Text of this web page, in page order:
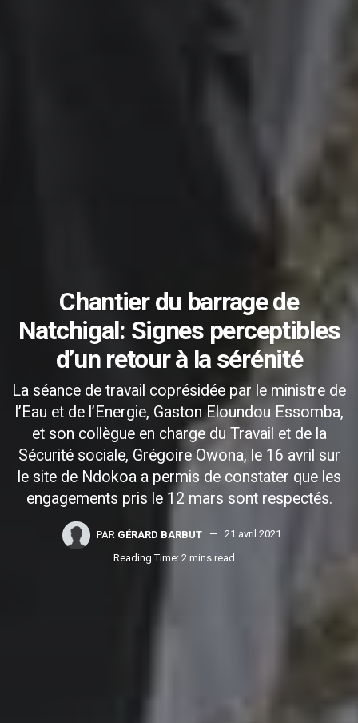
Chantier du barrage de
Natchigal: Signes perceptibles
d’un retour à la sérénité
La séance de travail coprésidée par le ministre de
l’Eau et de l’Energie, Gaston Eloundou Essomba,
et son collègue en charge du Travail et de la
Sécurité sociale, Grégoire Owona, le 16 avril sur
le site de Ndokoa a permis de constater que les
engagements pris le 12 mars sont respectés.
PAR GÉRARD BARBUT
21 avril 2021
Reading Time: 2 mins read